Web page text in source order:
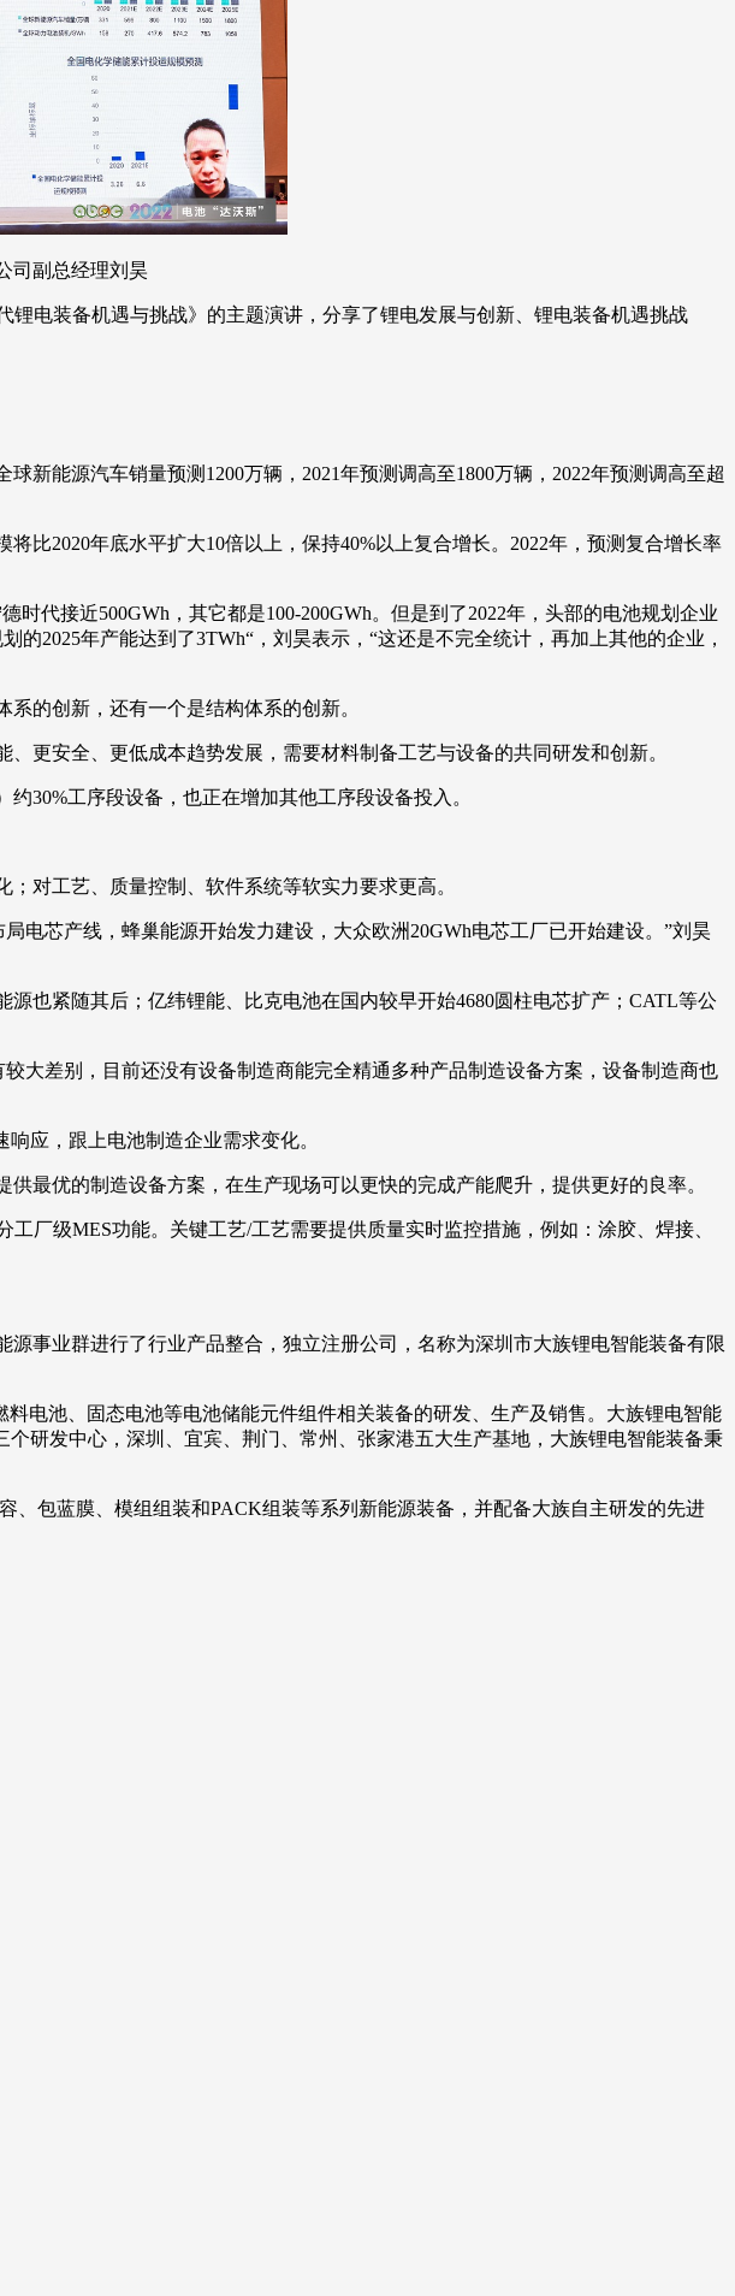
司副总经理刘昊
电装备机遇与挑战》的主题演讲，分享了锂电发展与创新、锂电装备机遇挑战
新能源汽车销量预测1200万辆，2021年预测调高至1800万辆，2022年预测调高至超
比2020年底水平扩大10倍以上，保持40%以上复合增长。2022年，预测复合增长率
代接近500GWh，其它都是100-200GWh。但是到了2022年，头部的电池规划企业
2025年产能达到了3TWh“，刘昊表示，“这还是不完全统计，再加上其他的企业，
的创新，还有一个是结构体系的创新。
更安全、更低成本趋势发展，需要材料制备工艺与设备的共同研发和创新。
30%工序段设备，也正在增加其他工序段设备投入。
对工艺、质量控制、软件系统等软实力要求更高。
电芯产线，蜂巢能源开始发力建设，大众欧洲20GWh电芯工厂已开始建设。”刘昊
也紧随其后；亿纬锂能、比克电池在国内较早开始4680圆柱电芯扩产；CATL等公
大差别，目前还没有设备制造商能完全精通多种产品制造设备方案，设备制造商也
应，跟上电池制造企业需求变化。
最优的制造设备方案，在生产现场可以更快的完成产能爬升，提供更好的良率。
厂级MES功能。关键工艺/工艺需要提供质量实时监控措施，例如：涂胶、焊接、
事业群进行了行业产品整合，独立注册公司，名称为深圳市大族锂电智能装备有限
电池、固态电池等电池储能元件组件相关装备的研发、生产及销售。大族锂电智能
研发中心，深圳、宜宾、荆门、常州、张家港五大生产基地，大族锂电智能装备秉
包蓝膜、模组组装和PACK组装等系列新能源装备，并配备大族自主研发的先进